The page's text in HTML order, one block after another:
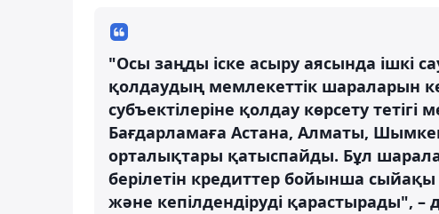
"Осы заңды іске асыру аясында ішкі
қолдаудың мемлекеттік шараларын
субъектілеріне қолдау көрсету тетігі
Бағдарламаға Астана, Алматы,
орталықтары қатыспайды. Бұл
берілетін кредиттер бойынша сыйақы
және кепілдендіруді қарастырады", –